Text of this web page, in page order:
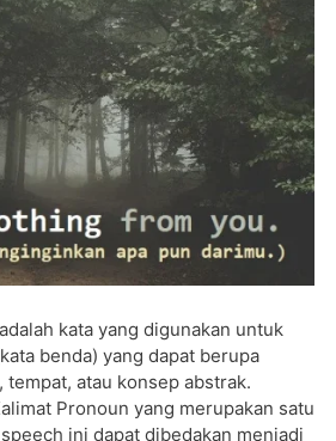
kata yang digunakan untuk
benda) yang dapat berupa
tempat, atau konsep abstrak.
Pronoun yang merupakan satu
ini dapat dibedakan menjadi